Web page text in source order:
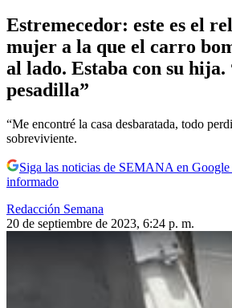
Estremecedor: este es el
mujer a la que el carro
al lado. Estaba con su hija.
pesadilla”
“Me encontré la casa desbaratada, todo
sobreviviente.
Siga las noticias de SEMANA en
informado
Redacción Semana
20 de septiembre de 2023, 6:24 p. m.